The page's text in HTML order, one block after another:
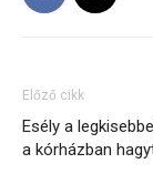
Előző cikk
Esély a
a kórházban